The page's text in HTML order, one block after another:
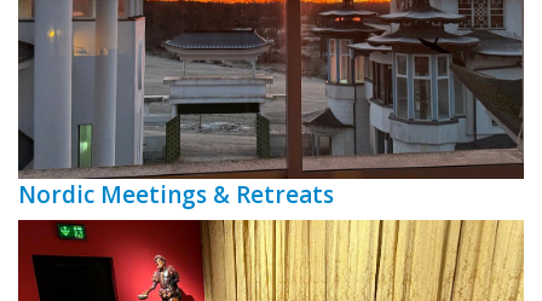
Nordic Meetings & Retreats